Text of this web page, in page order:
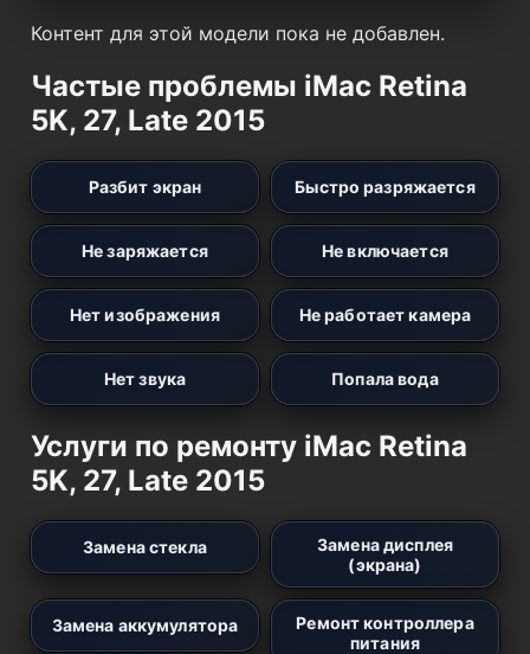
Контент для этой модели пока не добавлен.
Частые проблемы iMac Retina
5K, 27, Late 2015
Разбит экран Быстро разряжается
Не заряжается Не включается
Нет изображения Не работает камера
Нет звука Попала вода
Услуги по ремонту iMac Retina
5K, 27, Late 2015
Замена стекла
Замена дисплея
(экрана)
Замена аккумулятора
Ремонт контроллера
питания